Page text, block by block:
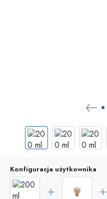
Konfiguracja użytkownika